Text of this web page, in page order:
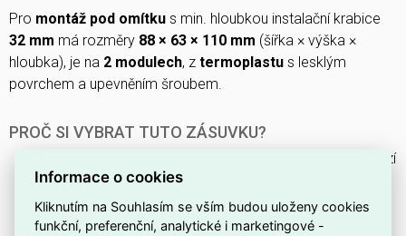
Pro montáž pod omítku s min. hloubkou instalační krabice
32 mm má rozměry 88 × 63 × 110 mm (šířka × výška ×
hloubka), je na 2 modulech, z termoplastu s lesklým
povrchem a upevněním šroubem.
PROČ SI VYBRAT TUTO ZÁSUVKU?
, která nabízí
praktická řešení pro domácí instalace.
Zásuvka je vebílébarvě, která se snadno sladí s
běžným interiérem.
Informace o cookies
Kliknutím na Souhlasím se vším budou uloženy cookies
funkční, preferenční, analytické i marketingové -